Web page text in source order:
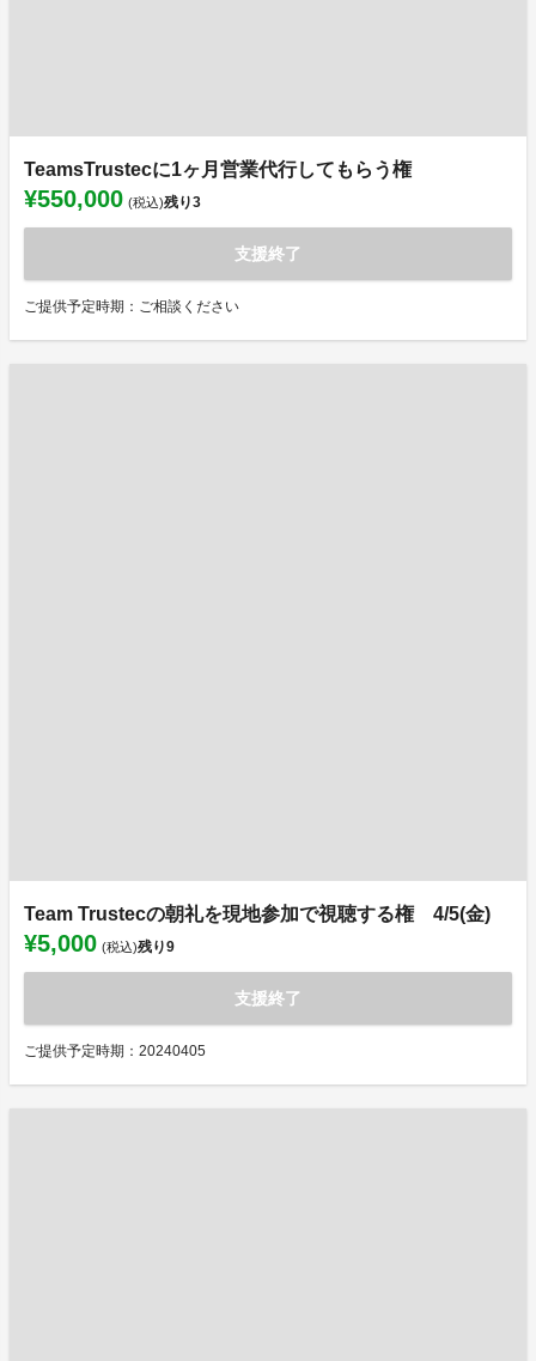
TeamsTrustecに1ヶ月営業代行してもらう権
¥550,000 (税込)残り3
支援終了
ご提供予定時期：ご相談ください
Team Trustecの朝礼を現地参加で視聴する権 4/5(金)
¥5,000 (税込)残り9
支援終了
ご提供予定時期：20240405